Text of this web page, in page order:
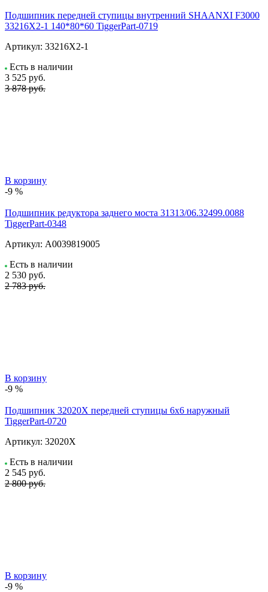
Подшипник передней ступицы внутренний SHAANXI F3000
33216X2-1 140*80*60 TiggerPart-0719
Артикул: 33216X2-1
Есть в наличии
3 525 руб.
3 878 руб.
В корзину
-9 %
Подшипник редуктора заднего моста 31313/06.32499.0088
TiggerPart-0348
Артикул: А0039819005
Есть в наличии
2 530 руб.
2 783 руб.
В корзину
-9 %
Подшипник 32020X передней ступицы 6х6 наружный
TiggerPart-0720
Артикул: 32020X
Есть в наличии
2 545 руб.
2 800 руб.
В корзину
-9 %